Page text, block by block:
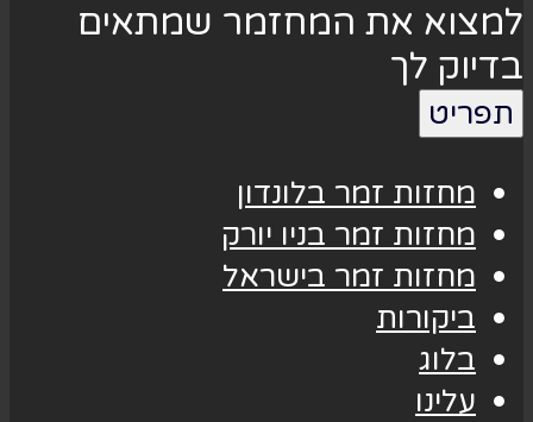
למצוא את המחזמר שמתאים
בדיוק לך
תפריט
מחזות זמר בלונדון
מחזות זמר בניו יורק
מחזות זמר בישראל
ביקורות
בלוג
עלינו